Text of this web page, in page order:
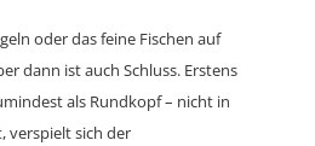
oder das feine Fischen auf
dann ist auch Schluss. Erstens
als Rundkopf – nicht in
verspielt sich der